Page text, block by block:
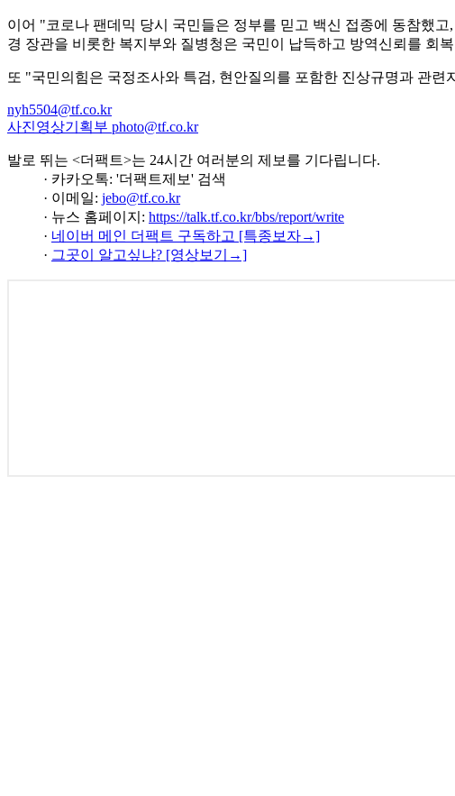
이어 "코로나 팬데믹 당시 국민들은 정부를 믿고 백신 접종에 동참했
경 장관을 비롯한 복지부와 질병청은 국민이 납득하고 방역신뢰를 회
또 "국민의힘은 국정조사와 특검, 현안질의를 포함한 진상규명과 관
nyh5504@tf.co.kr
사진영상기획부 photo@tf.co.kr
발로 뛰는 <더팩트>는 24시간 여러분의 제보를 기다립니다.
· 카카오톡: '더팩트제보' 검색
· 이메일: jebo@tf.co.kr
· 뉴스 홈페이지: https://talk.tf.co.kr/bbs/report/write
· 네이버 메인 더팩트 구독하고 [특종보자→]
· 그곳이 알고싶냐? [영상보기→]